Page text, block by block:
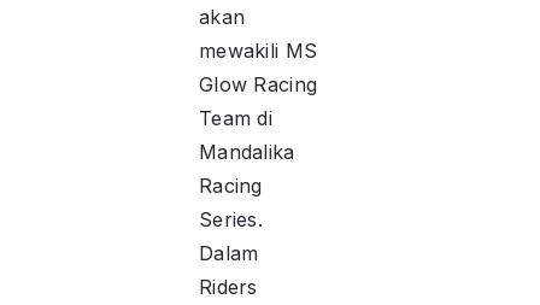
akan
mewakili MS
Glow Racing
Team di
Mandalika
Racing
Series.
Dalam
Riders